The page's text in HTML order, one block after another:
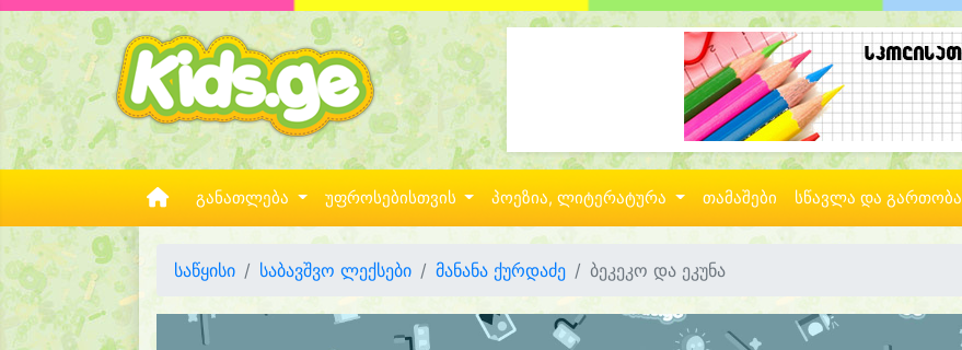
განათლება უფროსებისთვის პოეზია, ლიტერატურა თამაშები სწავლა და გართობა
საწყისი საბავშვო ლექსები მანანა ქურდაძე ბეკეკო და ეკუნა